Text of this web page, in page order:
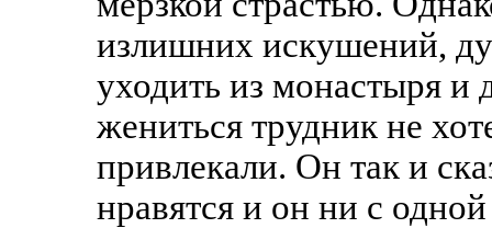
излишних искушений,
уходить из монастыря и
жениться трудник не
привлекали. Он так и
нравятся и он ни с